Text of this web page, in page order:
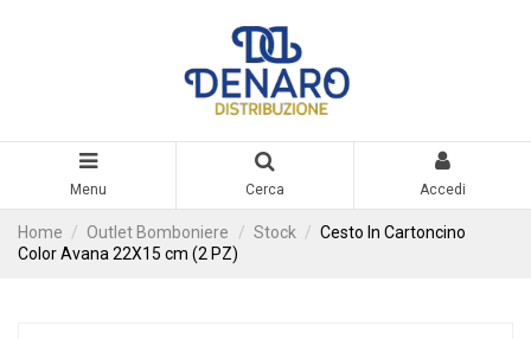
Menu Cerca Accedi
Home Outlet Bomboniere Stock
Cesto In Cartoncino
Color Avana 22X15 cm (2 PZ)